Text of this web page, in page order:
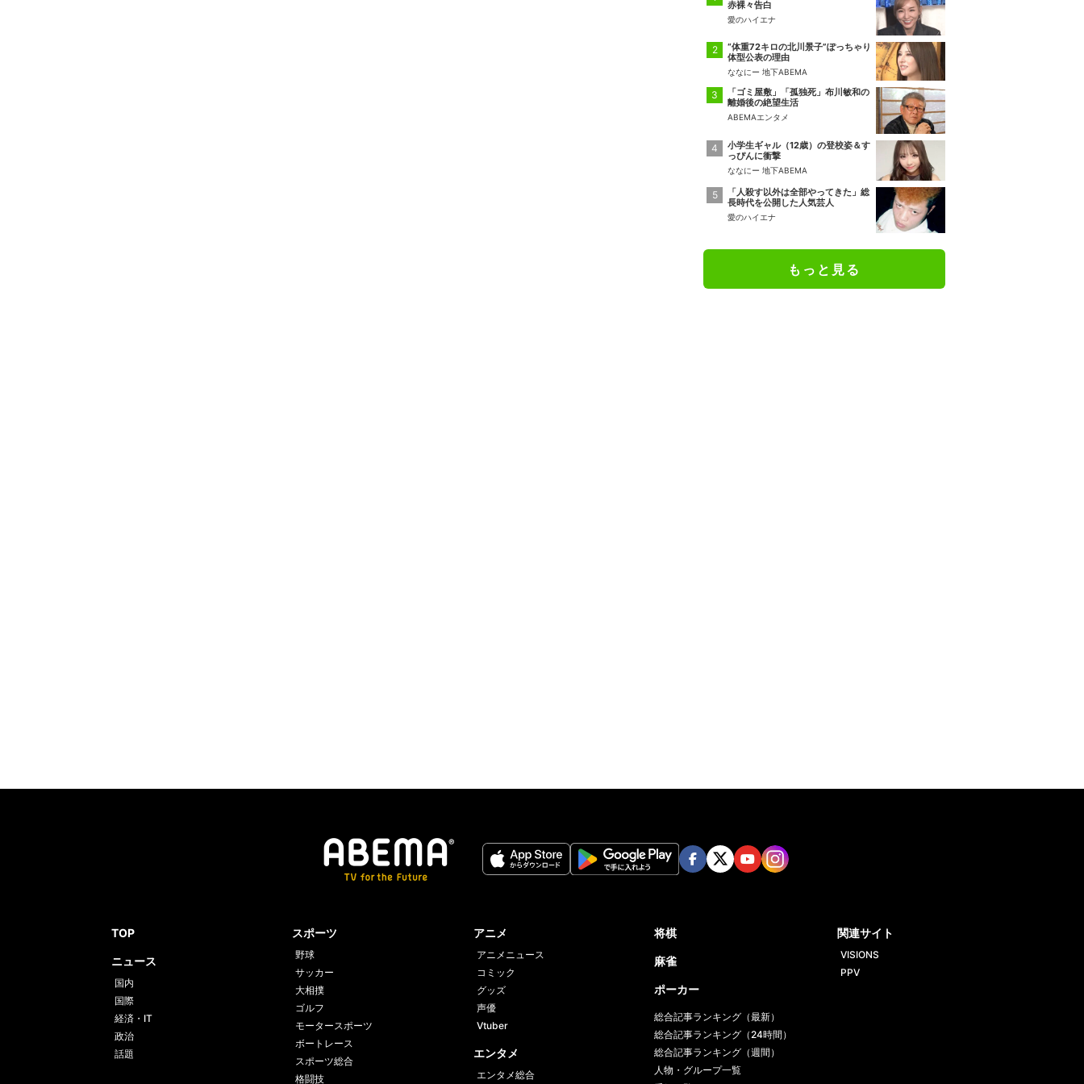
赤裸々告白
愛のハイエナ
“体重72キロの北川景子”ぽっちゃり
体型公表の理由
ななにー 地下ABEMA
「ゴミ屋敷」「孤独死」布川敏和の
離婚後の絶望生活
ABEMAエンタメ
小学生ギャル（12歳）の登校姿＆す
っぴんに衝撃
ななにー 地下ABEMA
「人殺す以外は全部やってきた」総
長時代を公開した人気芸人
愛のハイエナ
もっと見る
TOP
ニュース
国内
国際
経済・IT
政治
話題
スポーツ
野球
サッカー
大相撲
ゴルフ
モータースポーツ
ボートレース
スポーツ総合
格闘技
アニメ
アニメニュース
コミック
グッズ
声優
Vtuber
エンタメ
エンタメ総合
将棋
麻雀
ポーカー
総合記事ランキング（最新）
総合記事ランキング（24時間）
総合記事ランキング（週間）
人物・グループ一覧
関連サイト
VISIONS
PPV